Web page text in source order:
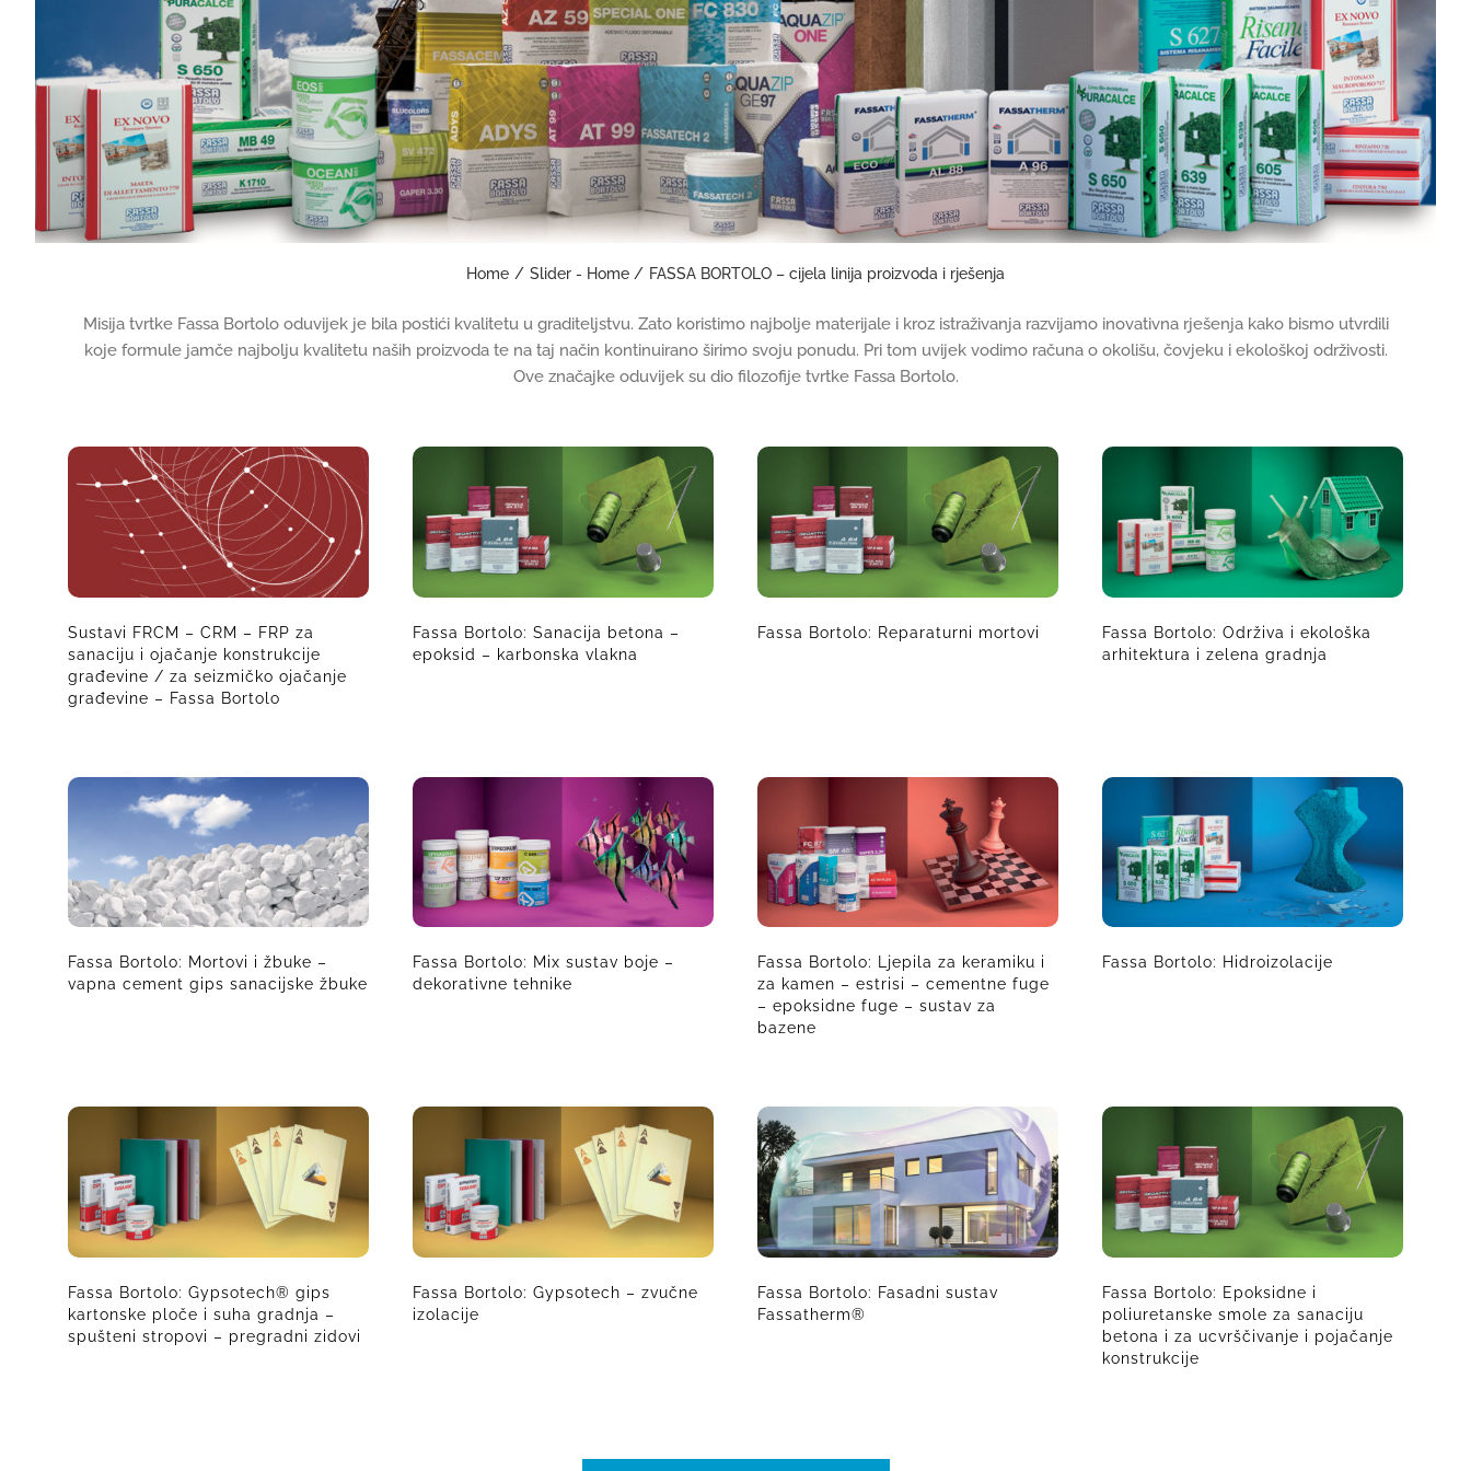
Home Slider - Home FASSA BORTOLO – cijela linija proizvoda i rješenja
Misija tvrtke Fassa Bortolo oduvijek je bila postići kvalitetu u graditeljstvu. Zato koristimo najbolje materijale i kroz istraživanja razvijamo inovativna rješenja kako bismo utvrdili
koje formule jamče najbolju kvalitetu naših proizvoda te na taj način kontinuirano širimo svoju ponudu. Pri tom uvijek vodimo računa o okolišu, čovjeku i ekološkoj održivosti.
Ove značajke oduvijek su dio filozofije tvrtke Fassa Bortolo.
Sustavi FRCM – CRM – FRP za
sanaciju i ojačanje konstrukcije
građevine / za seizmičko ojačanje
građevine – Fassa Bortolo
Fassa Bortolo: Sanacija betona –
epoksid – karbonska vlakna
Fassa Bortolo: Reparaturni mortovi
Fassa Bortolo: Održiva i ekološka
arhitektura i zelena gradnja
Fassa Bortolo: Mortovi i žbuke –
vapna cement gips sanacijske žbuke
Fassa Bortolo: Mix sustav boje –
dekorativne tehnike
Fassa Bortolo: Ljepila za keramiku i
za kamen – estrisi – cementne fuge
– epoksidne fuge – sustav za
bazene
Fassa Bortolo: Hidroizolacije
Fassa Bortolo: Gypsotech® gips
kartonske ploče i suha gradnja –
spušteni stropovi – pregradni zidovi
Fassa Bortolo: Gypsotech – zvučne
izolacije
Fassa Bortolo: Fasadni sustav
Fassatherm®
Fassa Bortolo: Epoksidne i
poliuretanske smole za sanaciju
betona i za ucvrščivanje i pojačanje
konstrukcije